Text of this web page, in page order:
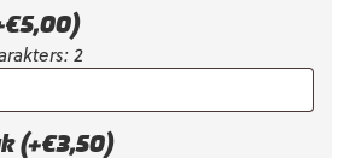
€5,00)
2
(+€3,50)